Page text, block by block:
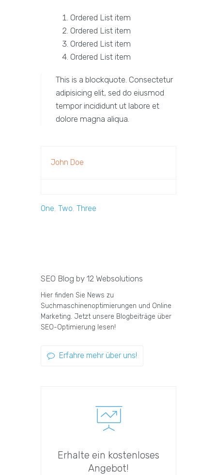
Ordered List item
Ordered List item
Ordered List item
Ordered List item
This is a blockquote. Consectetur
adipisicing elit, sed do eiusmod
tempor incididunt ut labore et
dolore magna aliqua.
John Doe
One, Two, Three
SEO Blog by 12 Websolutions
Hier finden Sie News zu
Suchmaschinenoptimierungen und Online
Marketing. Jetzt unsere Blogbeiträge über
SEO-Optimierung lesen!
Erfahre mehr über uns!
Erhalte ein kostenloses
Angebot!